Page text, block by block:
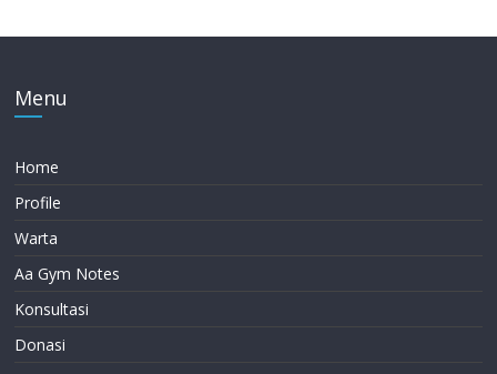
Menu
Home
Profile
Warta
Aa Gym Notes
Konsultasi
Donasi